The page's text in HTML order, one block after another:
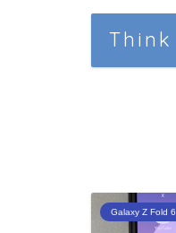
Galaxy Z Fold 6